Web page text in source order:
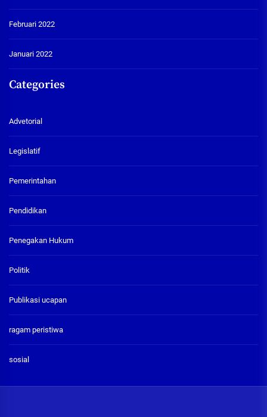
Februari 2022
Januari 2022
Categories
Advetorial
Legislatif
Pemerintahan
Pendidikan
Penegakan Hukum
Politik
Publikasi ucapan
ragam peristiwa
sosial